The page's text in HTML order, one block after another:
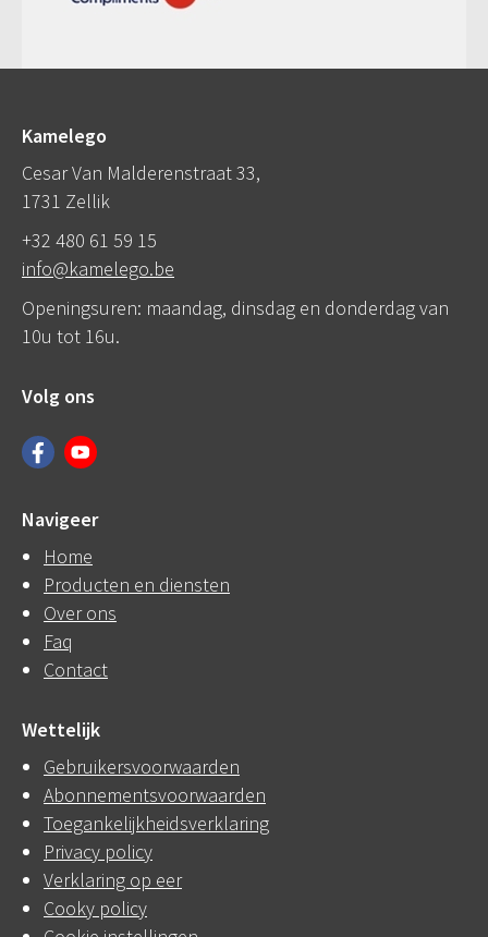
Kamelego
Cesar Van Malderenstraat 33,
1731 Zellik
+32 480 61 59 15
info@kamelego.be
Openingsuren: maandag, dinsdag en donderdag van
10u tot 16u.
Volg ons
Navigeer
Home
Producten en diensten
Over ons
Faq
Contact
Wettelijk
Gebruikersvoorwaarden
Abonnementsvoorwaarden
Toegankelijkheidsverklaring
Privacy policy
Verklaring op eer
Cooky policy